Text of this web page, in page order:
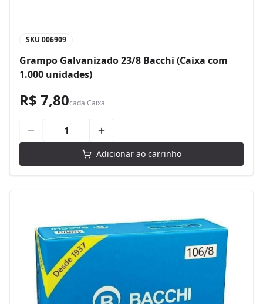
SKU 006909
Grampo Galvanizado 23/8 Bacchi (Caixa com
1.000 unidades)
R$ 7,80cada Caixa
Adicionar ao carrinho